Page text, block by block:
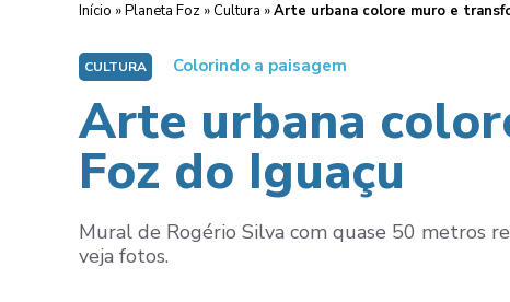
Início »Planeta Foz » Cultura »Arte urbana colore muro e
CULTURA Colorindo a paisagem
Arte urbana
Foz do Iguaçu
Mural de Rogério Silva com quase 50 metros
veja fotos.